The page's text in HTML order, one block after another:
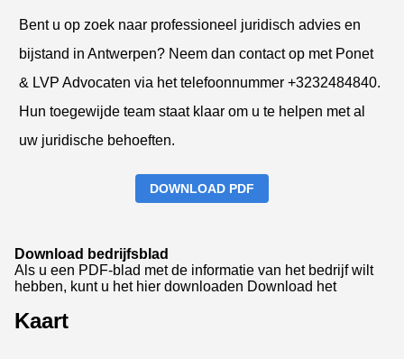
Bent u op zoek naar professioneel juridisch advies en
bijstand in Antwerpen? Neem dan contact op met Ponet
& LVP Advocaten via het telefoonnummer +3232484840.
Hun toegewijde team staat klaar om u te helpen met al
uw juridische behoeften.
DOWNLOAD PDF
Download bedrijfsblad
Als u een PDF-blad met de informatie van het bedrijf wilt
hebben, kunt u het hier downloaden Download het
Kaart